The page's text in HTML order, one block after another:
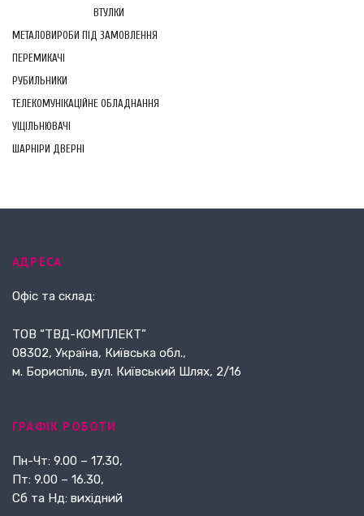
ВТУЛКИ
МЕТАЛОВИРОБИ ПІД ЗАМОВЛЕННЯ
ПЕРЕМИКАЧІ
РУБИЛЬНИКИ
ТЕЛЕКОМУНІКАЦІЙНЕ ОБЛАДНАННЯ
УЩІЛЬНЮВАЧІ
ШАРНІРИ ДВЕРНІ
АДРЕСА
Офіс та склад:
ТОВ “ТВД-КОМПЛЕКТ”
08302, Україна, Київська обл.,
м. Бориспіль, вул. Київський Шлях, 2/16
ГРАФІК РОБОТИ
Пн-Чт: 9.00 – 17.30,
Пт: 9.00 – 16.30,
Сб та Нд: вихідний